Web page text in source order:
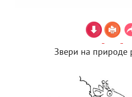
Звери на природе